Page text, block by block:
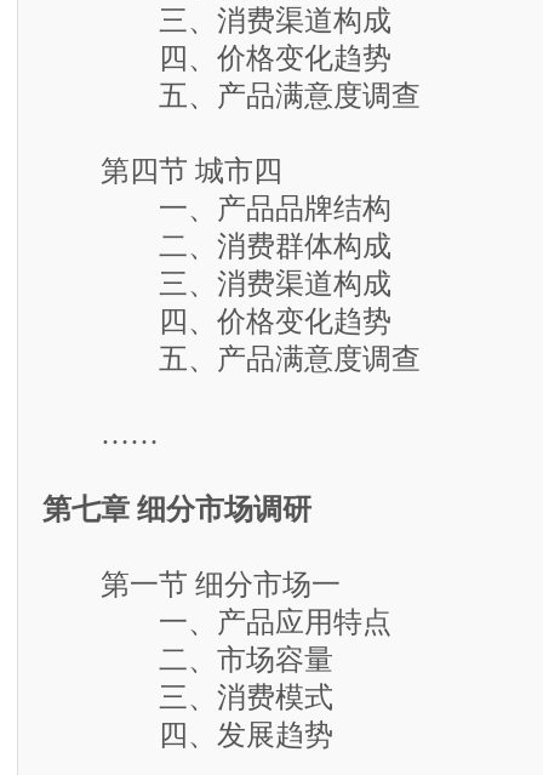
三、消费渠道构成
四、价格变化趋势
五、产品满意度调查
第四节 城市四
一、产品品牌结构
二、消费群体构成
三、消费渠道构成
四、价格变化趋势
五、产品满意度调查
……
第七章 细分市场调研
第一节 细分市场一
一、产品应用特点
二、市场容量
三、消费模式
四、发展趋势